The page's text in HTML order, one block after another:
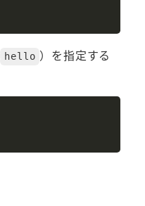
hello ）を指定する